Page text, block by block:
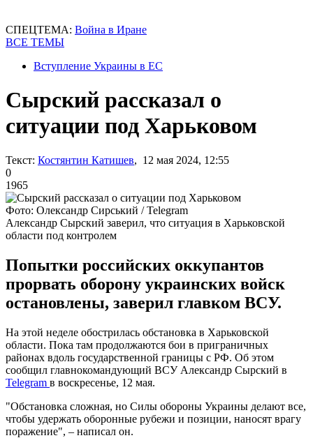
СПЕЦТЕМА: Война в Иране
ВСЕ ТЕМЫ
Вступление Украины в ЕС
Сырский рассказал о
ситуации под Харьковом
Текст: Костянтин Катишев, 12 мая 2024, 12:55
0
1965
Фото: Олександр Сирський / Telegram
Александр Сырский заверил, что ситуация в Харьковской
области под контролем
Попытки российских оккупантов
прорвать оборону украинских войск
остановлены, заверил главком ВСУ.
На этой неделе обострилась обстановка в Харьковской
области. Пока там продолжаются бои в приграничных
районах вдоль государственной границы с РФ. Об этом
сообщил главнокомандующий ВСУ Александр Сырский в
Telegram в воскресенье, 12 мая.
"Обстановка сложная, но Силы обороны Украины делают все,
чтобы удержать оборонные рубежи и позиции, наносят врагу
поражение", – написал он.